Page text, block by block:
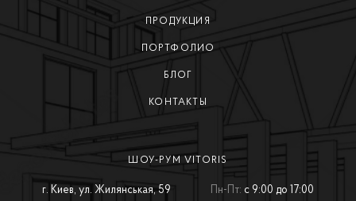
ПРОДУКЦИЯ
ПОРТФОЛИО
БЛОГ
КОНТАКТЫ
ШОУ-РУМ VITORIS
г. Киев, ул. Жилянськая, 59 Пн-Пт: с 9:00 до 17:00